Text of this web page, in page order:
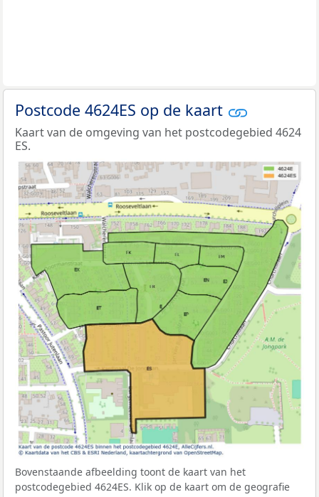
Postcode 4624ES op de kaart
Kaart van de omgeving van het postcodegebied 4624
ES.
Bovenstaande afbeelding toont de kaart van het
postcodegebied 4624ES. Klik op de kaart om de geografie